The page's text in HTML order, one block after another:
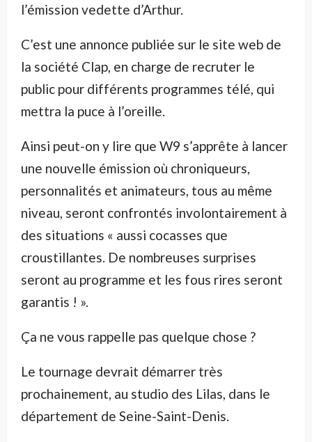
l’émission vedette d’Arthur.
C’est une annonce publiée sur le site web de
la société Clap, en charge de recruter le
public pour différents programmes télé, qui
mettra la puce à l’oreille.
Ainsi peut-on y lire que W9 s’apprête à lancer
une nouvelle émission où chroniqueurs,
personnalités et animateurs, tous au même
niveau, seront confrontés involontairement à
des situations « aussi cocasses que
croustillantes. De nombreuses surprises
seront au programme et les fous rires seront
garantis ! ».
Ça ne vous rappelle pas quelque chose ?
Le tournage devrait démarrer très
prochainement, au studio des Lilas, dans le
département de Seine-Saint-Denis.